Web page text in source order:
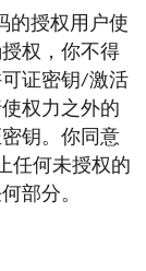
的授权用户使
权，你不得
证密钥/激活
权力之外的
钥。你同意
任何未授权的
部分。